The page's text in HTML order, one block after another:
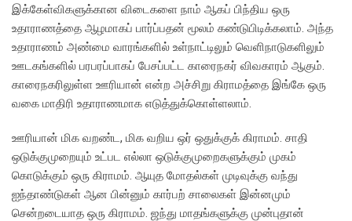
இக்கேள்விகளுக்கான விடைகளை நாம் ஆகப் பிந்திய ஒரு
உதாராணத்தை ஆழமாகப் பார்ப்பதன் மூலம் கண்டுபிடிக்கலாம். அந்த
உதாராணம் அண்மை வாரங்களில் உள்நாட்டிலும் வெளிநாடுகளிலும்
ஊடகங்களில் பரபரப்பாகப் பேசப்பட்ட காரைநகர் விவகாரம் ஆகும்.
காரைநகரிலுள்ள ஊரியான் என்ற அச்சிறு கிராமத்தை இங்கே ஒரு
வகை மாதிரி உதாராணமாக எடுத்துக்கொள்ளலாம்.
ஊரியான் மிக வறண்ட, மிக வறிய ஒர் ஒதுக்குக் கிராமம். சாதி
ஒடுக்குமுறையும் உட்பட எல்லா ஒடுக்குமுறைகளுக்கும் முகம்
கொடுக்கும் ஒரு கிராமம். ஆயுத மோதல்கள் முடிவுக்கு வந்து
ஐந்தாண்டுகள் ஆன பின்னும் கார்பற் சாலைகள் இன்னமும்
சென்றடையாத ஒரு கிராமம். ஜந்து மாதங்களுக்கு முன்புதான்